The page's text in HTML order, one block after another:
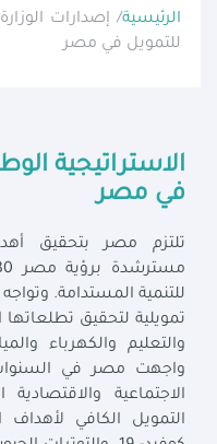
الرئيسية/ إصدارات
للتمويل في مصر
الاستراتيجية
في مصر
للتنمية المستدامة.
تمويلية لتحقيق
والتعليم والكهرباء
واجهت مصر في
الاجتماعية
التمويل الكافي